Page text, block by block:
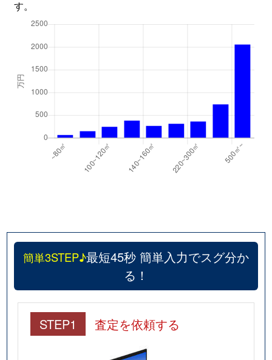
す。
簡単3STEP♪最短45秒 簡単入力でスグ分か
る！
STEP1 査定を依頼する